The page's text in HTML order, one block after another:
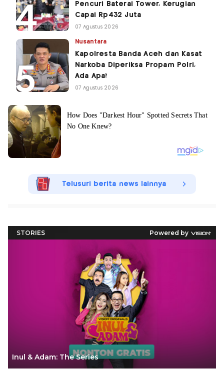
Pencuri Baterai Tower, Kerugian
Capai Rp432 Juta
07 Agustus 2026
Nusantara
Kapolresta Banda Aceh dan Kasat
Narkoba Diperiksa Propam Polri,
Ada Apa?
07 Agustus 2026
Telusuri berita news lainnya